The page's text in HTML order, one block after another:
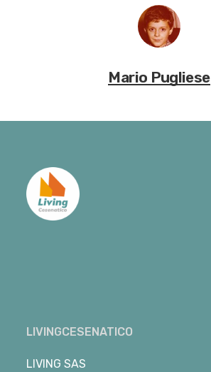
Mario Pugliese
LIVINGCESENATICO
LIVING SAS